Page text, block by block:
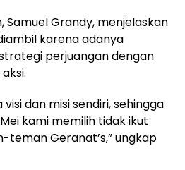
Samuel Grandy, menjelaskan
karena adanya
perjuangan dengan
dan misi sendiri, sehingga
kami memilih tidak ikut
Geranat’s,” ungkap